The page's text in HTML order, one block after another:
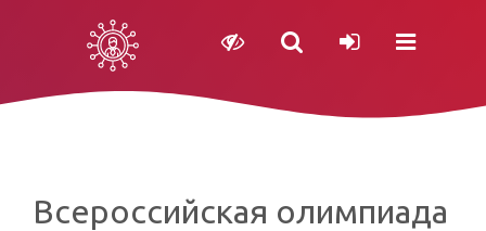
Всероссийская олимпиада